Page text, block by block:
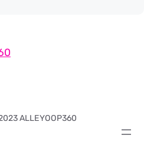
ALLEYOOP360